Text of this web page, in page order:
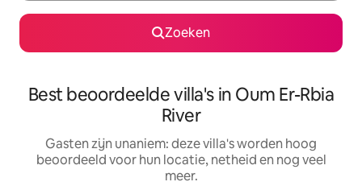
Zoeken
Best beoordeelde villa's in Oum Er-Rbia
River
Gasten zijn unaniem: deze villa's worden hoog
beoordeeld voor hun locatie, netheid en nog veel
meer.